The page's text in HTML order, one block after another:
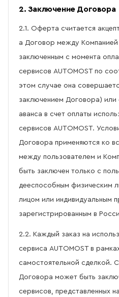
2. Заключение Договора
2.1. Оферта считается
а Договор между Компанией
заключенным с момента
сервисов AUTOMOST по
этом случае она
заключением Договора) или
аванса в счет оплаты
сервисов AUTOMOST.
Договора применяются ко
между пользователем и
быть заключен только с
дееспособным физическим
лицом или индивидуальным
зарегистрированным в
2.2. Каждый заказ на
сервиса AUTOMOST в
самостоятельной сделкой.
Договора может быть
сервисов, представленных